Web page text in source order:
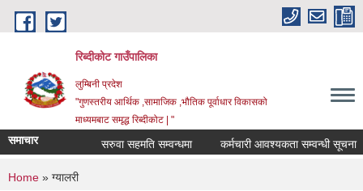
Skip to main content
रिब्दीकोट गाउँपालिका
लुम्बिनी प्रदेश
"गुणस्तरीय आर्थिक ,सामाजिक ,भौतिक पूर्वाधार विकासको
माध्यमबाट समृद्ध रिब्दीकोट | "
समाचार सरुवा सहमति सम्वन्धमा कर्मचारी आवश्यकता सम्वन्धी सूचना
You are here
Home » ग्यालरी